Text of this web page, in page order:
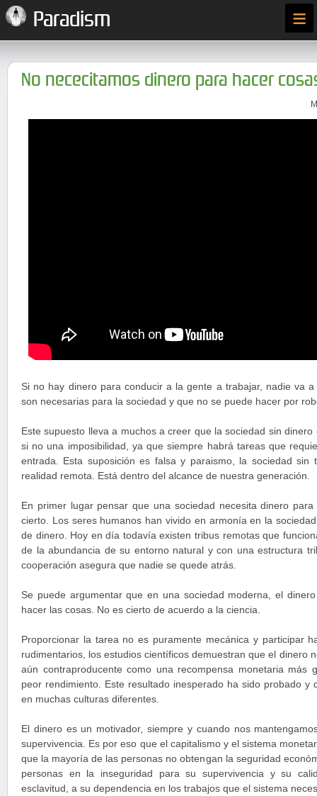
Paradism ≡
No nececitamos dinero para hacer
Si no hay dinero para conducir a la gente a trabajar, nadie va
son necesarias para la sociedad y que no se puede hacer por
Este supuesto lleva a muchos a creer que la sociedad sin
si no una imposibilidad, ya que siempre habrá tareas que
entrada. Esta suposición es falsa y paraismo, la sociedad
realidad remota. Está dentro del alcance de nuestra generación.
En primer lugar pensar que una sociedad necesita dinero
cierto. Los seres humanos han vivido en armonía en la
de dinero. Hoy en día todavía existen tribus remotas que
de la abundancia de su entorno natural y con una estructura
cooperación asegura que nadie se quede atrás.
Se puede argumentar que en una sociedad moderna, el
hacer las cosas. No es cierto de acuerdo a la ciencia.
Proporcionar la tarea no es puramente mecánica y participar
rudimentarios, los estudios científicos demuestran que el dinero
aún contraproducente como una recompensa monetaria más
peor rendimiento. Este resultado inesperado ha sido probado y
en muchas culturas diferentes.
El dinero es un motivador, siempre y cuando nos
supervivencia. Es por eso que el capitalismo y el sistema
que la mayoría de las personas no obtengan la seguridad
personas en la inseguridad para su supervivencia y su
esclavitud, a su dependencia en los trabajos que el sistema